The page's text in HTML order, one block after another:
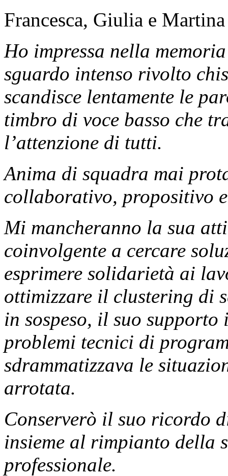
Francesca, Giulia e Martina
Ho impressa nella
sguardo intenso rivolto
scandisce lentamente le
timbro di voce basso che
l’attenzione di tutti.
Anima di squadra mai
collaborativo, propositivo
Mi mancheranno la sua
coinvolgente a cercare
esprimere solidarietà ai
ottimizzare il clustering di
in sospeso, il suo
problemi tecnici di
sdrammatizzava le
arrotata.
Conserverò il suo ricordo
insieme al rimpianto della
professionale.